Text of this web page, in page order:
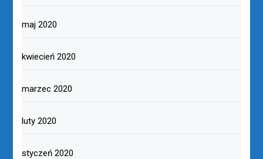
maj 2020
kwiecień 2020
marzec 2020
luty 2020
styczeń 2020